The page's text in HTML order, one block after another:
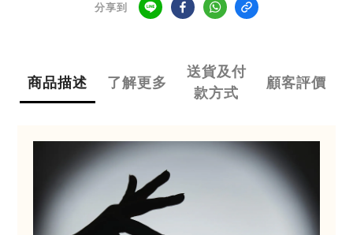
分享到
商品描述 了解更多
送貨及付
款方式
顧客評價